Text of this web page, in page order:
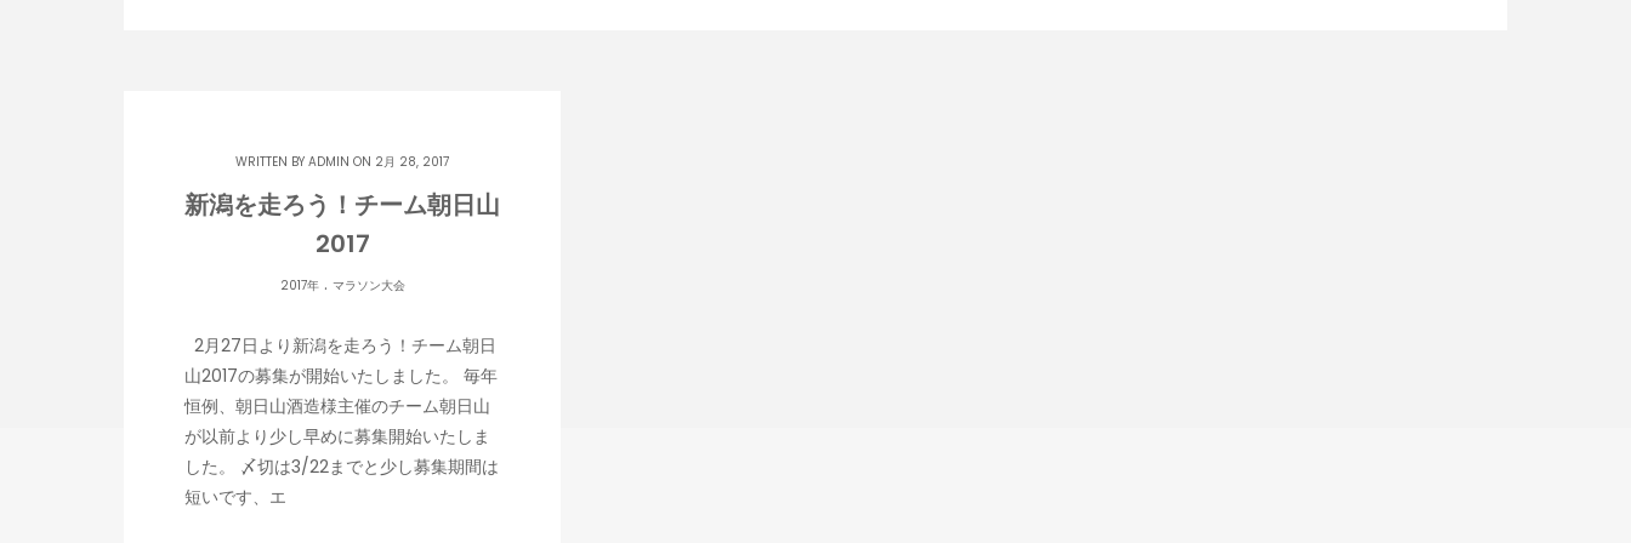
WRITTEN BY ADMIN ON 2月 28, 2017
新潟を走ろう！チーム朝日山
2017
2017年. マラソン大会
2月27日より新潟を走ろう！チーム朝日
山2017の募集が開始いたしました。 毎年
恒例、朝日山酒造様主催のチーム朝日山
が以前より少し早めに募集開始いたしま
した。 〆切は3/22までと少し募集期間は
短いです、エ